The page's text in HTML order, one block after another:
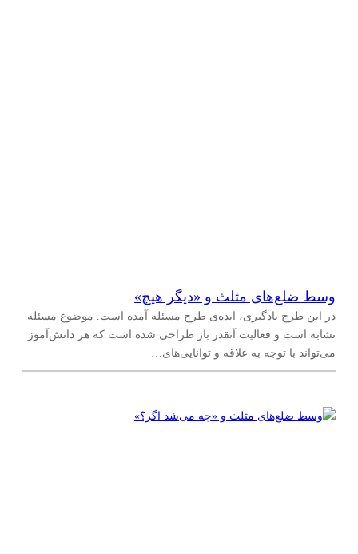
وسط ضلع‌های مثلث و «دیگر هیچ»
در این طرح یادگیری، ایده‌ی طرح مسئله آمده است. موضوع مسئله
تشابه است و فعالیت آنقدر باز طراحی شده است که هر دانش‌آموز
می‌تواند با توجه به علاقه و توانایی‌های…